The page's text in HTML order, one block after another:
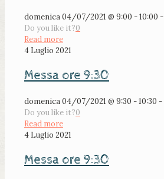
domenica 04/07/2021 @ 9:00 - 10:00 -
Do you like it?0
Read more
4 Luglio 2021
Messa ore 9:30
domenica 04/07/2021 @ 9:30 - 10:30 -
Do you like it?0
Read more
4 Luglio 2021
Messa ore 9:30